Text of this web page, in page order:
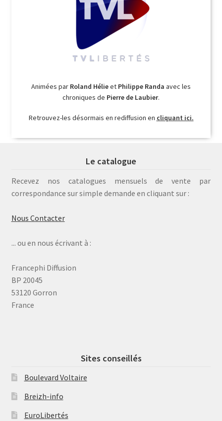
Animées par Roland Hélieet Philippe Randa avec les
chroniques de Pierre de Laubier.
Retrouvez-les désormais en rediffusion en cliquant ici.
Le catalogue
Recevez nos catalogues mensuels de vente par
correspondance sur simple demande en cliquant sur :
Nous Contacter
... ou en nous écrivant à :
Francephi Diffusion
BP 20045
53120 Gorron
France
Sites conseillés
Boulevard Voltaire
Breizh-info
EuroLibertés